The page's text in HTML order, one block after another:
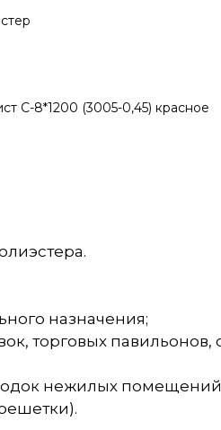
С-8*1200 (3005-0,45) красное
назначения;
торговых павильонов,
нежилых